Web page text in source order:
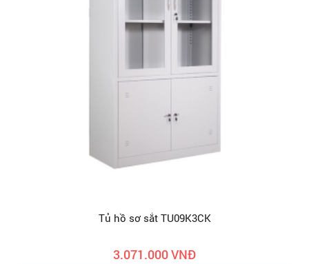
Tủ hồ sơ sắt TU09K3CK
3.071.000 VNĐ